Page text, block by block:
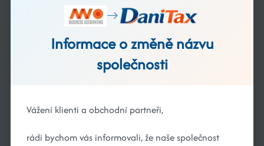
Informace o změně názvu
společnosti
Vážení klienti a obchodní partneři,
rádi bychom vás informovali, že naše společnost